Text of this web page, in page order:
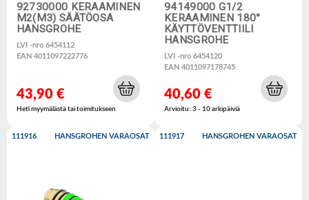
92730000 KERAAMINEN
M2(M3) SÄÄTÖOSA
HANSGROHE
LVI -nro 6454112
EAN 4011097222776
43,90 €
Heti myymälästä tai toimitukseen
94149000 G1/2
KERAAMINEN 180°
KÄYTTÖVENTTIILI
HANSGROHE
LVI -nro 6454120
EAN 4011097178745
40,60 €
Arvioitu: 3 - 10 arkipäiviä
111916 HANSGROHEN VARAOSAT 111917 HANSGROHEN VARAOSAT